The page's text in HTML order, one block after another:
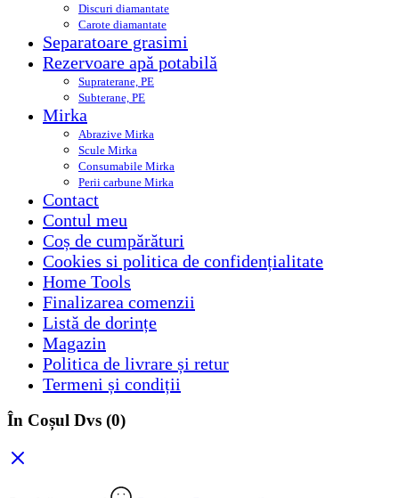
Discuri diamantate
Carote diamantate
Separatoare grasimi
Rezervoare apă potabilă
Supraterane, PE
Subterane, PE
Mirka
Abrazive Mirka
Scule Mirka
Consumabile Mirka
Perii carbune Mirka
Contact
Contul meu
Coș de cumpărături
Cookies si politica de confidențialitate
Home Tools
Finalizarea comenzii
Listă de dorințe
Magazin
Politica de livrare și retur
Termeni și condiții
În Coșul Dvs (0)